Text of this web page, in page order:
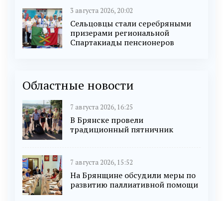
3 августа 2026, 20:02
Сельцовцы стали серебряными
призерами региональной
Спартакиады пенсионеров
Областные новости
7 августа 2026, 16:25
В Брянске провели
традиционный пятничник
7 августа 2026, 15:52
На Брянщине обсудили меры по
развитию паллиативной помощи